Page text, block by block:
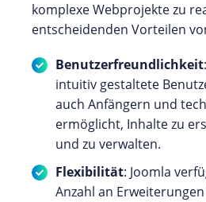
komplexe Webprojekte zu
entscheidenden Vorteilen
Benutzerfreundlichkeit
intuitiv gestaltete
auch Anfängern und
ermöglicht, Inhalte zu
und zu verwalten.
Flexibilität: Joomla
Anzahl an